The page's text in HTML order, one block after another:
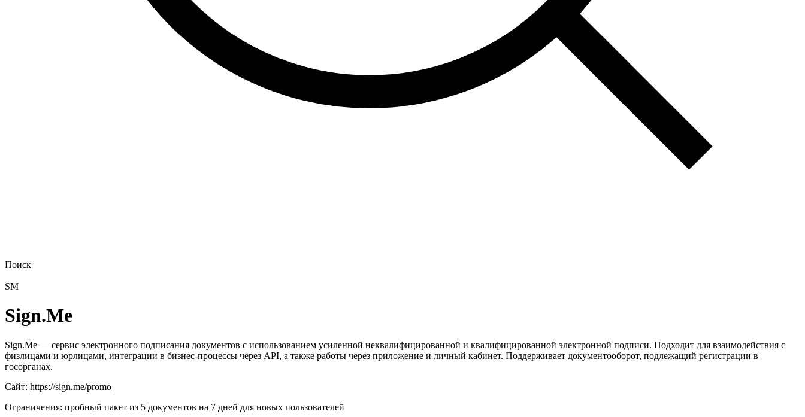
Поиск
SM
Sign.Me
Sign.Me — сервис электронного подписания документов с использованием усиленной неквалифицированной и квалифицированной электронной подписи. Подходит для взаимодействия с
физлицами и юрлицами, интеграции в бизнес-процессы через API, а также работы через приложение и личный кабинет. Поддерживает документооборот, подлежащий регистрации в
госорганах.
Сайт: https://sign.me/promo
Ограничения: пробный пакет из 5 документов на 7 дней для новых пользователей